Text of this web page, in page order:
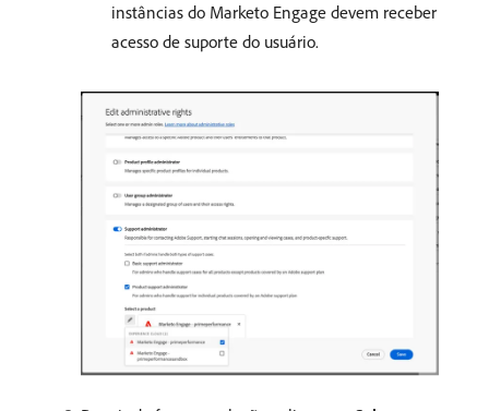
instâncias do Marketo Engage devem receber
acesso de suporte do usuário.